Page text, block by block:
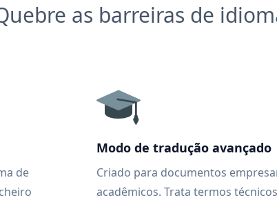
as barreiras de
de
Modo de tradução avançado
Criado para documentos
acadêmicos. Trata termos